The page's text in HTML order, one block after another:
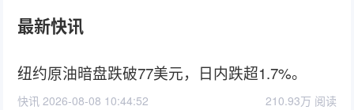
最新快讯
纽约原油暗盘跌破77美元，日内跌超1.7%。
快讯 2026-08-08 10:44:52 210.93万 阅读